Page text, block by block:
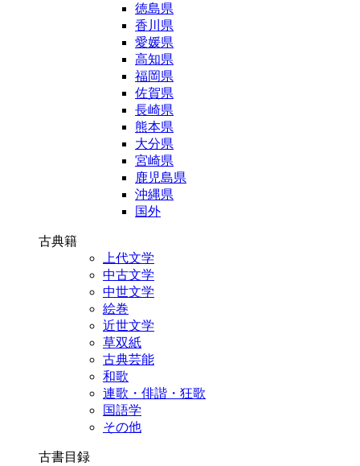
徳島県
香川県
愛媛県
高知県
福岡県
佐賀県
長崎県
熊本県
大分県
宮崎県
鹿児島県
沖縄県
国外
古典籍
上代文学
中古文学
中世文学
絵巻
近世文学
草双紙
古典芸能
和歌
連歌・俳諧・狂歌
国語学
その他
古書目録